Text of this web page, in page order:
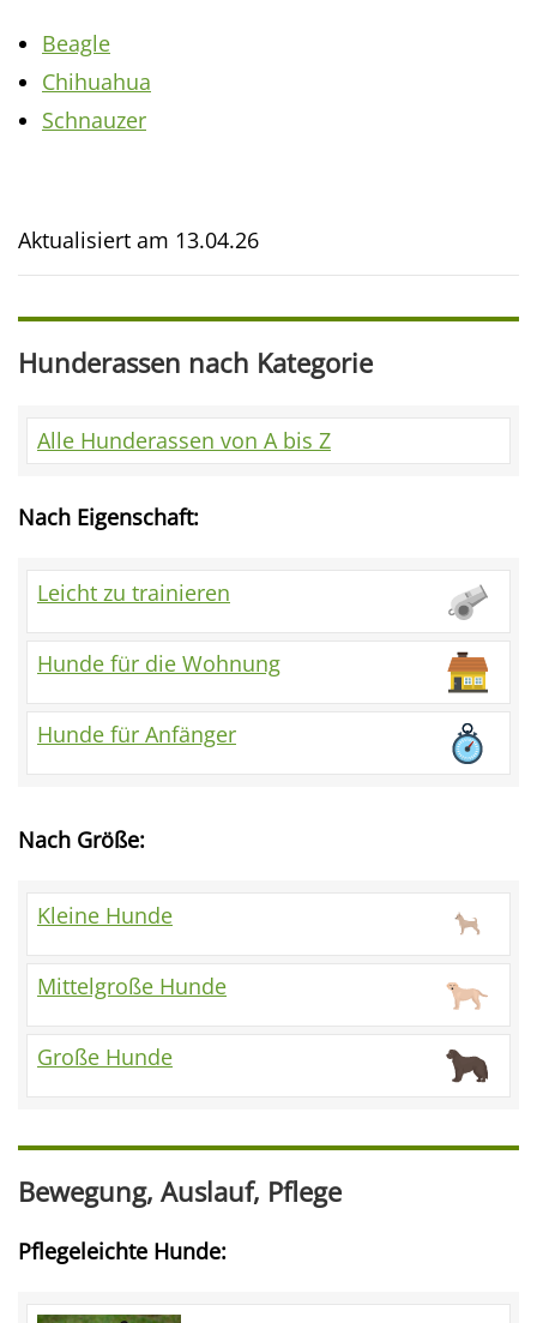
Beagle
Chihuahua
Schnauzer
Aktualisiert am 13.04.26
Hunderassen nach Kategorie
Alle Hunderassen von A bis Z
Nach Eigenschaft:
Leicht zu trainieren
Hunde für die Wohnung
Hunde für Anfänger
Nach Größe:
Kleine Hunde
Mittelgroße Hunde
Große Hunde
Bewegung, Auslauf, Pflege
Pflegeleichte Hunde: